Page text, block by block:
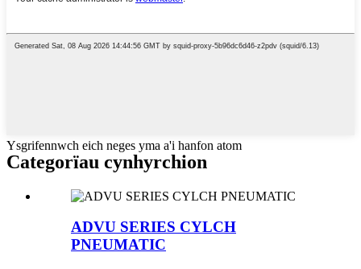
Ysgrifennwch eich neges yma a'i hanfon atom
Categorïau cynhyrchion
ADVU SERIES CYLCH
PNEUMATIC